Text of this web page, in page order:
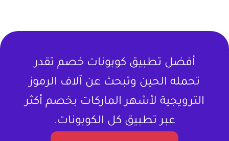
أفضل تطبيق كوبونات خصم تقدر
تحمله الحين وتبحث عن آلاف الرموز
الترويجية لأشهر الماركات بخصم أكثر
عبر تطبيق كل الكوبونات.